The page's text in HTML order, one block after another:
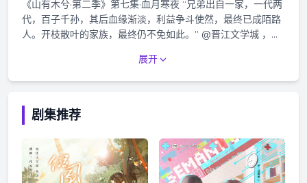
花絮·你啧我！
第五集·长生之术
第八集·弦动人闻
《山有木兮·第二季》第七集·血月寒夜 “兄弟出自一家，一代两
代，百子千孙，其后血缘渐淡，利益争斗使然，最终已成陌路
人。开枝散叶的家族，最终仍不免如此。” @晋江文学城 ，@
作组 联合出品，古风广播剧《山有木兮》第二季，2024年2月
9日起，每周五18：00漫播APP独家播放。更多更新详情见追
景向谁依- 项余：蔡杰@大愚人杰 熊耒：张磊@多动儿童张三
石 汁琮：杨默@配配配配配配配 姜太后：晏积萱@晓晏主持
配 界圭：凌振赫@凌振赫 太子安：刘峥@斗珂 郑真：刘李桥
@子乔菌 浣衣妇：李敏@李香兰说想回农村 魁明：蔡壮壮
@Strongone壮 赵竭：张加麒@张如麟 侍女：于鸣鹿@火不土
展开
剧集推荐